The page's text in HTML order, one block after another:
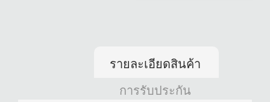
รายละเอียดสินค้า
การรับประกัน